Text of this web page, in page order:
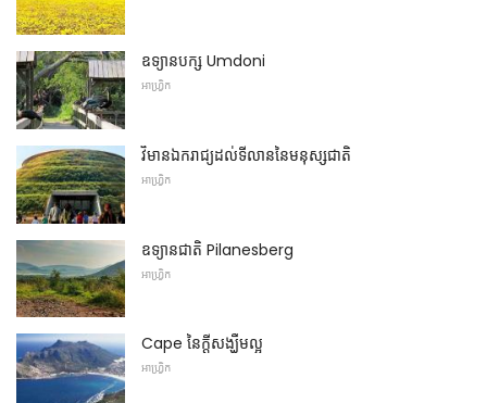
ឧទ្យានបក្ស Umdoni
អាហ្វ្រិក
វិមានឯករាជ្យដល់ទីលាននៃមនុស្សជាតិ
អាហ្វ្រិក
ឧទ្យានជាតិ Pilanesberg
អាហ្វ្រិក
Cape នៃក្តីសង្ឃឹមល្អ
អាហ្វ្រិក